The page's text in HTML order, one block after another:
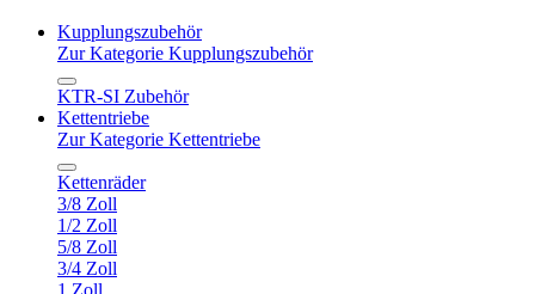
Kupplungszubehör
Zur Kategorie Kupplungszubehör
KTR-SI Zubehör
Kettentriebe
Zur Kategorie Kettentriebe
Kettenräder
3/8 Zoll
1/2 Zoll
5/8 Zoll
3/4 Zoll
1 Zoll